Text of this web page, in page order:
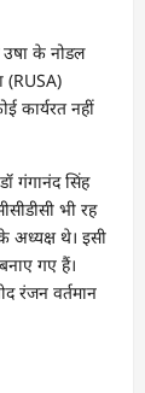
उषा के नोडल
(RUSA)
कार्यरत नहीं
गंगानंद सिंह
भी रह
अध्यक्ष थे। इसी
गए हैं।
रंजन वर्तमान